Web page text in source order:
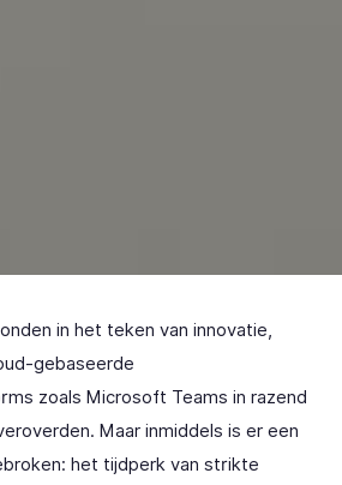
in het teken van innovatie,
gebaseerde
zoals Microsoft Teams in razend
Maar inmiddels is er een
het tijdperk van strikte